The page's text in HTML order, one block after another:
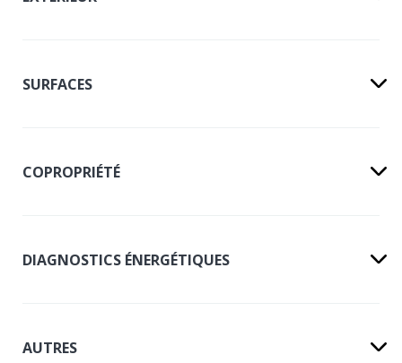
SURFACES
COPROPRIÉTÉ
DIAGNOSTICS ÉNERGÉTIQUES
AUTRES